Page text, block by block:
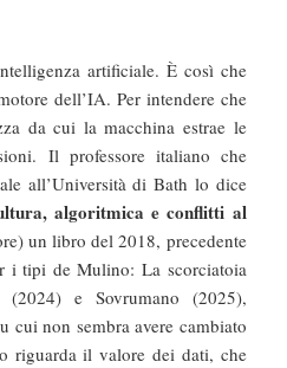
artificiale. È così che
dell’IA. Per intendere che
da cui la macchina estrae le
Il professore italiano che
all’Università di Bath lo dice
algoritmica e conflitti al
un libro del 2018, precedente
i tipi de Mulino: La scorciatoia
(2024) e Sovrumano (2025),
cui non sembra avere cambiato
riguarda il valore dei dati, che